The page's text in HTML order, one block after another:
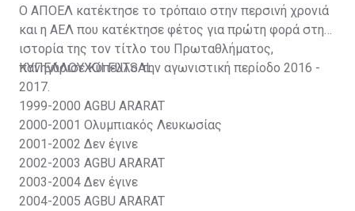
Ο ΑΠΟΕΛ κατέκτησε το τρόπαιο στην περσινή χρονιά
και η ΑΕΛ που κατέκτησε φέτος για πρώτη φορά στην
ιστορία της τον τίτλο του Πρωταθλήματος,
πανηγύρισε Κύπελλο την αγωνιστική περίοδο 2016 -
2017.
ΚΥΠΕΛΛΟΥΧΟΙ FUTSAL
1999-2000 AGBU ARARAT
2000-2001 Ολυμπιακός Λευκωσίας
2001-2002 Δεν έγινε
2002-2003 AGBU ARARAT
2003-2004 Δεν έγινε
2004-2005 AGBU ARARAT